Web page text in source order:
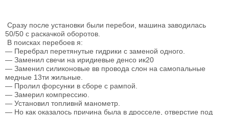
Сразу после установки были перебои, машина заводилась
50/50 с раскачкой оборотов.
В поисках перебоев я:
— Перебрал перетянутые гидрики с заменой одного.
— Заменил свечи на иридиевые денсо ик20
— Заменил силиконовые вв провода слон на самопальные
медные 13ти жильные.
— Пролил форсунки в сборе с рампой.
— Замерил компрессию.
— Установил топливнй манометр.
— Но как оказалось причина была в дросселе, отверстие под